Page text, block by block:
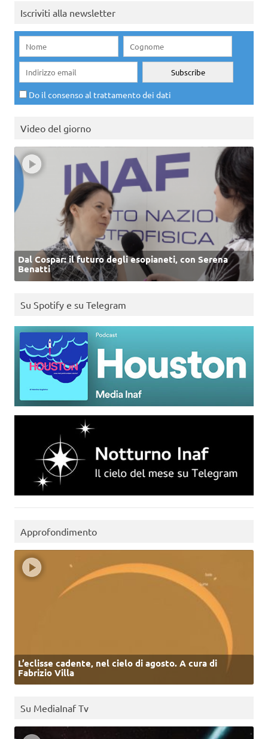
Iscriviti alla newsletter
Do il consenso al trattamento dei dati
Video del giorno
Dal Cospar: il futuro degli esopianeti, con Serena
Benatti
Su Spotify e su Telegram
Approfondimento
L’eclisse cadente, nel cielo di agosto. A cura di
Fabrizio Villa
Su MediaInaf Tv